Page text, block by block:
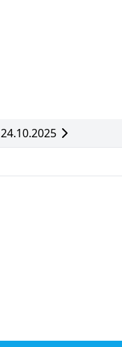
24.10.2025